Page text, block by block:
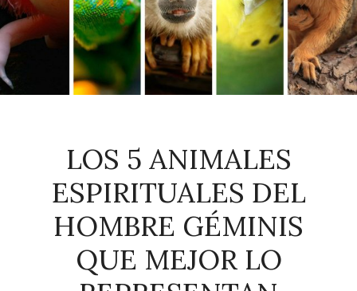
LOS 5 ANIMALES
ESPIRITUALES DEL
HOMBRE GÉMINIS
QUE MEJOR LO